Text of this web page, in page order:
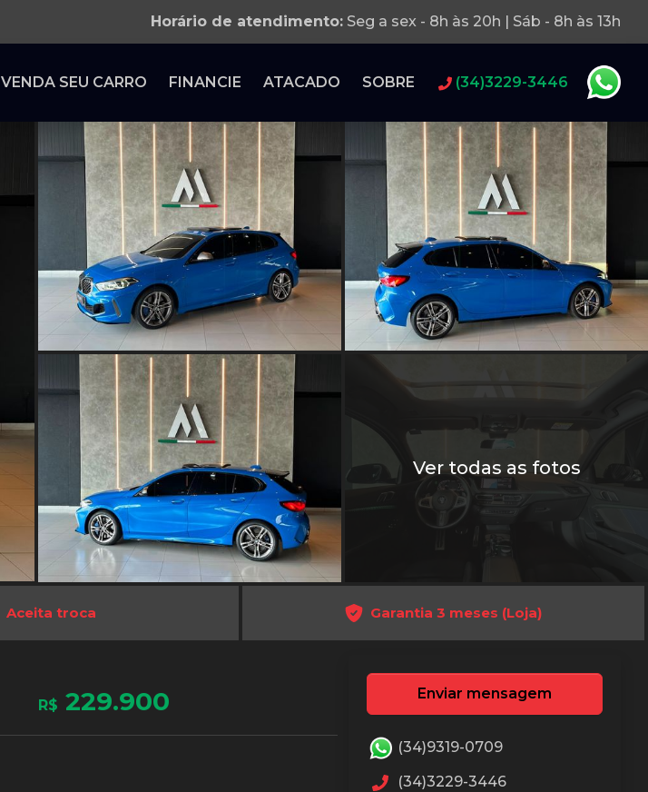
Horário de atendimento: Seg a sex - 8h às 20h | Sáb - 8h às 13h
VENDA SEU CARRO FINANCIE ATACADO SOBRE (34)3229-3446
Ver todas as fotos
Aceita troca Garantia 3 meses (Loja)
R$ 229.900 Enviar mensagem
(34)9319-0709
(34)3229-3446